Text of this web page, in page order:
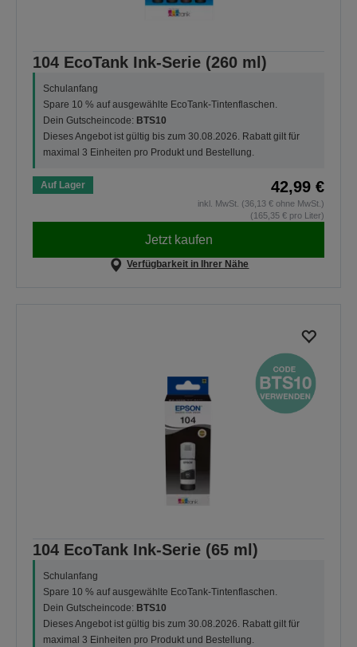
104 EcoTank Ink-Serie (260 ml)
Schulanfang
Spare 10 % auf ausgewählte EcoTank-Tintenflaschen.
Dein Gutscheincode: BTS10
Dieses Angebot ist gültig bis zum 30.08.2026. Rabatt gilt für
maximal 3 Einheiten pro Produkt und Bestellung.
Auf Lager 42,99 €
inkl. MwSt. (36,13 € ohne MwSt.)
(165,35 € pro Liter)
Jetzt kaufen
Verfügbarkeit in Ihrer Nähe
104 EcoTank Ink-Serie (65 ml)
Schulanfang
Spare 10 % auf ausgewählte EcoTank-Tintenflaschen.
Dein Gutscheincode: BTS10
Dieses Angebot ist gültig bis zum 30.08.2026. Rabatt gilt für
maximal 3 Einheiten pro Produkt und Bestellung.